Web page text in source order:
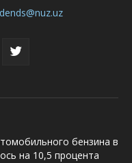
бензина в
на 10,5 процента